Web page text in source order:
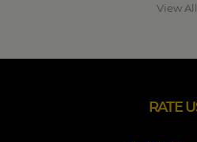
View All
RATE